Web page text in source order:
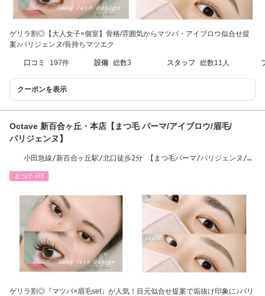
ゲリラ割◎【大人女子×個室】骨格/雰囲気からマツパ・アイブロウ似合せ提
案♪パリジェンヌ/長持ちマツエク
口コミ 197件 設備 総数3 スタッフ 総数11人
クーポンを表示
Octave 新百合ヶ丘・本店【まつ毛 パーマ/アイブロウ/眉毛/
パリジェンヌ】
小田急線/新百合ヶ丘駅/北口徒歩2分 【まつ毛パーマ/パリジェンヌ/眉
まつげ･ﾒｲｸ
ゲリラ割◎『マツパ×眉毛set』が人気！目元似合せ提案で垢抜け印象に♪パリ